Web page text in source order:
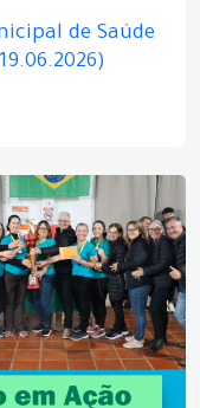
de Saúde